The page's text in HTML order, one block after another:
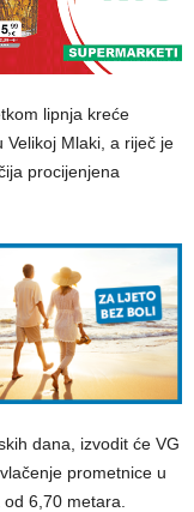
lipnja kreće
Velikoj Mlaki, a riječ je
procijenjena
dana, izvodit će VG
prometnice u
6,70 metara.